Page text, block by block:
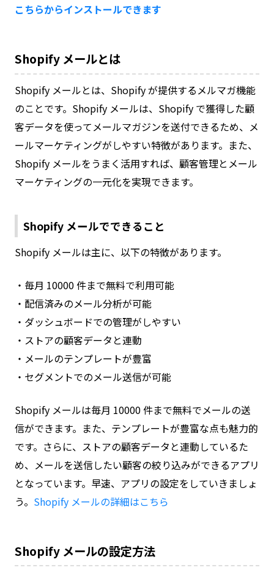
こちらからインストールできます
Shopify メールとは
Shopify メールとは、Shopify が提供するメルマガ機能
のことです。Shopify メールは、Shopify で獲得した顧
客データを使ってメールマガジンを送付できるため、メ
ールマーケティングがしやすい特徴があります。また、
Shopify メールをうまく活用すれば、顧客管理とメール
マーケティングの一元化を実現できます。
Shopify メールでできること
Shopify メールは主に、以下の特徴があります。
・毎月 10000 件まで無料で利用可能
・配信済みのメール分析が可能
・ダッシュボードでの管理がしやすい
・ストアの顧客データと連動
・メールのテンプレートが豊富
・セグメントでのメール送信が可能
Shopify メールは毎月 10000 件まで無料でメールの送
信ができます。また、テンプレートが豊富な点も魅力的
です。さらに、ストアの顧客データと連動しているた
め、メールを送信したい顧客の絞り込みができるアプリ
となっています。早速、アプリの設定をしていきましょ
う。 Shopify メールの詳細はこちら
Shopify メールの設定方法